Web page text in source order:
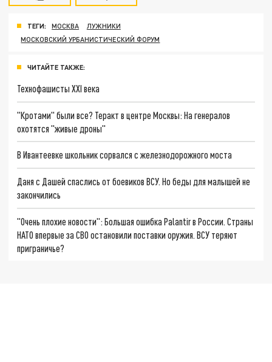
ТЕГИ: МОСКВА
ЛУЖНИКИ
МОСКОВСКИЙ УРБАНИСТИЧЕСКИЙ ФОРУМ
ЧИТАЙТЕ ТАКЖЕ:
Технофашисты XXI века
"Кротами" были все? Теракт в центре Москвы: На генералов
охотятся "живые дроны"
В Ивантеевке школьник сорвался с железнодорожного моста
Даня с Дашей спаслись от боевиков ВСУ. Но беды для малышей не
закончились
"Очень плохие новости": Большая ошибка Palantir в России. Страны
НАТО впервые за СВО остановили поставки оружия. ВСУ теряют
приграничье?